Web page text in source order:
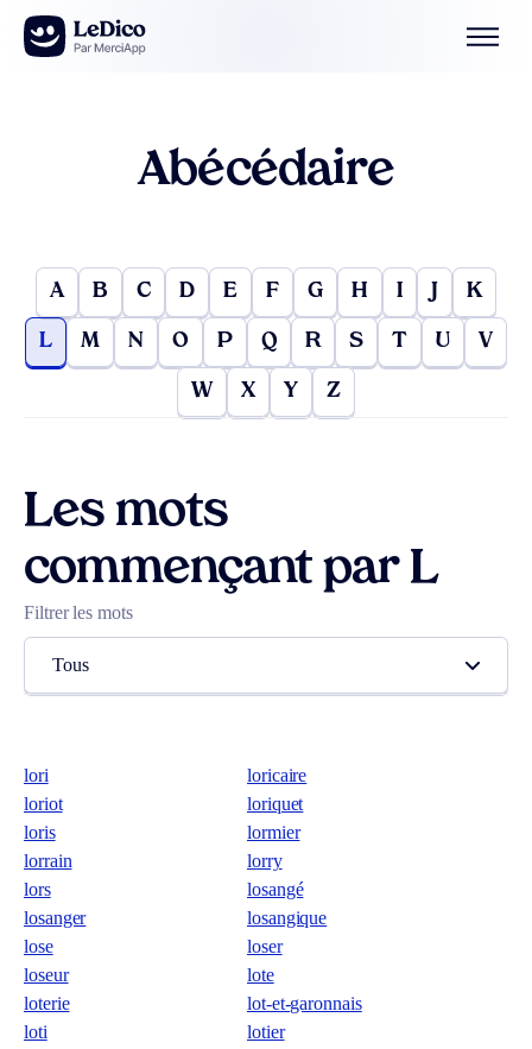
Aller au contenu
Abécédaire
A B C D E F G H I J K
L M N O P Q R S T U V
W X Y Z
Les mots
commençant par L
Filtrer les mots
Tous
lori
loricaire
loriot
loriquet
loris
lormier
lorrain
lorry
lors
losangé
losanger
losangique
lose
loser
loseur
lote
loterie
lot-et-garonnais
loti
lotier